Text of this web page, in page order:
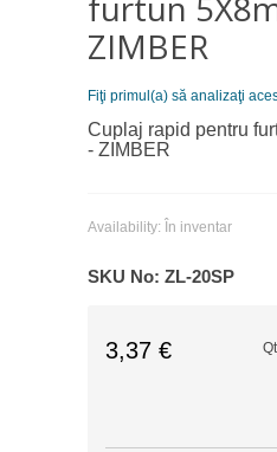
ZIMBER
Fiţi primul(a) să analizaţi
Cuplaj rapid pentru
- ZIMBER
Availability: În inventar
SKU No: ZL-20SP
3,37 €